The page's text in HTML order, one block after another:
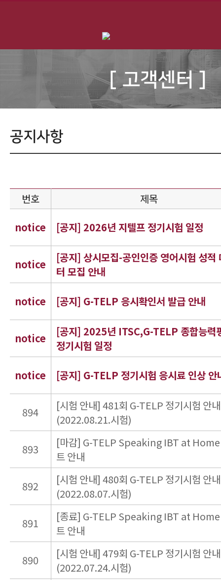
[ 고객센터 ]
공지사항
번호
제목
notice
[공지] 2026년 지텔프 정기시험 일정
notice
[공지] 상시모집-공인인증 영어시험 성적
터 모집 안내
notice [공지] G-TELP 응시확인서 발급 안내
notice
[공지] 2025년 ITSC,G-TELP 종합능력
정기시험 일정
notice [공지] G-TELP 정기시험 응시료 인상 안
894
[시험 안내] 481회 G-TELP 정기시험 안내
(2022.08.21.시험)
893
[마감] G-TELP Speaking IBT at Home
트 안내
892
[시험 안내] 480회 G-TELP 정기시험 안내
(2022.08.07.시험)
891
[종료] G-TELP Speaking IBT at Home
트 안내
890
[시험 안내] 479회 G-TELP 정기시험 안내
(2022.07.24.시험)